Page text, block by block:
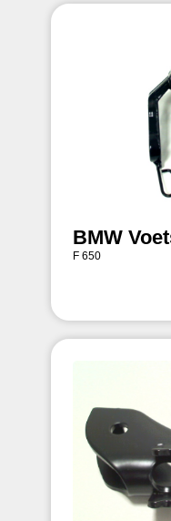
BMW
F 650